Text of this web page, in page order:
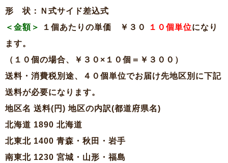
形 状：Ｎ式サイド差込式
＜金額＞
１個あたりの単価 ￥３０ １０個単位になり
ます。
（１０個の場合、￥３０×１０個＝￥３００）
送料・消費税別途、４０個単位でお届け先地区別に下記
送料が必要になります。
地区名 送料(円) 地区の内訳(都道府県名)
北海道 1890 北海道
北東北 1400 青森・秋田・岩手
南東北 1230 宮城・山形・福島